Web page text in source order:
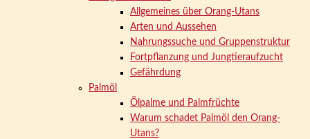
Allgemeines über Orang-Utans
Arten und Aussehen
Nahrungssuche und Gruppenstruktur
Fortpflanzung und Jungtieraufzucht
Gefährdung
Palmöl
Ölpalme und Palmfrüchte
Warum schadet Palmöl den Orang-
Utans?